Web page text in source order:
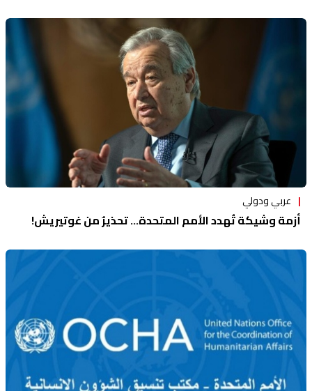
عربي ودولي
أزمة وشيكة تُهدد الأمم المتحدة… تحذيرٌ من غوتيريش!